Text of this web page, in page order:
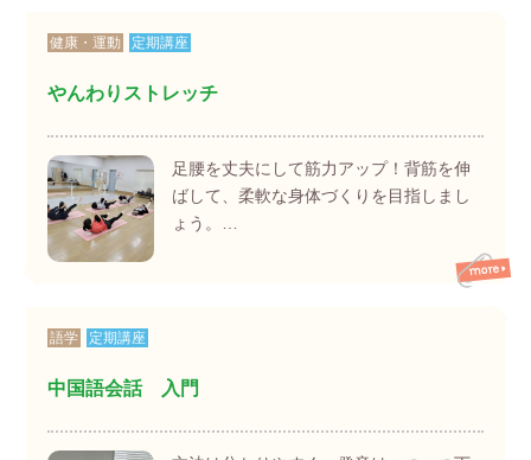
健康・運動 定期講座
やんわりストレッチ
足腰を丈夫にして筋力アップ！背筋を伸
ばして、柔軟な身体づくりを目指しまし
ょう。…
語学 定期講座
中国語会話 入門